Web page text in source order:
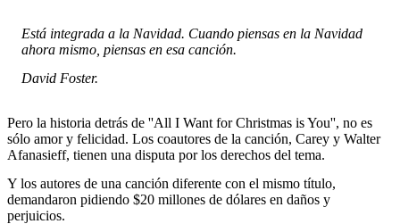
Está integrada a la Navidad. Cuando piensas en la Navidad
ahora mismo, piensas en esa canción.
David Foster.
Pero la historia detrás de ''All I Want for Christmas is You'', no es
sólo amor y felicidad. Los coautores de la canción, Carey y Walter
Afanasieff, tienen una disputa por los derechos del tema.
Y los autores de una canción diferente con el mismo título,
demandaron pidiendo $20 millones de dólares en daños y
perjuicios.